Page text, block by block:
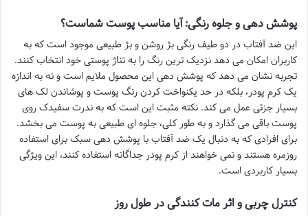
پوشش دهی و جلوه رنگی: آیا مناسب پوست شماست؟
این ضد آفتاب در دو طیف رنگی بژ روشن و بژ طبیعی موجود است که به
کاربران امکان می دهد نزدیک ترین رنگ را به تناژ پوستی خود انتخاب کنند.
تجربه نشان می دهد که پوشش دهی این محصول ملایم است و نه به اندازه
یک کرم پودر، بلکه در حد یکنواخت کردن رنگ پوست و پوشاندن لک های
بسیار جزئی عمل می کند. نکته مثبت این است که به ندرت سفیدک روی
پوست باقی می گذارد و به طور کلی، جلوه ای طبیعی به پوست می بخشد.
برای افرادی که به دنبال یک ضد آفتاب با پوشش دهی سبک برای استفاده
روزمره هستند و نمی خواهند از کرم پودر جداگانه استفاده کنند، این ویژگی
بسیار کاربردی است.
کنترل چربی و اثر مات کنندگی در طول روز